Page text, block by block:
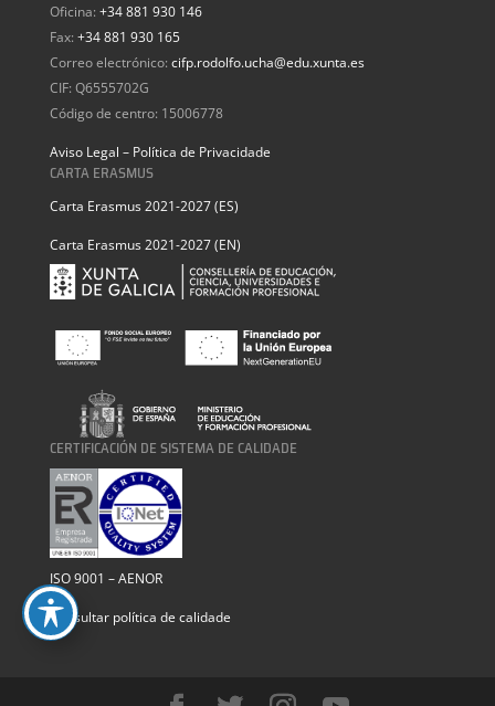
Oficina: +34 881 930 146
Fax: +34 881 930 165
Correo electrónico: cifp.rodolfo.ucha@edu.xunta.es
CIF: Q6555702G
Código de centro: 15006778
Aviso Legal – Política de Privacidade
CARTA ERASMUS
Carta Erasmus 2021-2027 (ES)
Carta Erasmus 2021-2027 (EN)
CERTIFICACIÓN DE SISTEMA DE CALIDADE
ISO 9001 – AENOR
Consultar política de calidade